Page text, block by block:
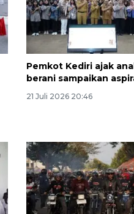
Pemkot Kediri ajak
berani sampaikan
21 Juli 2026 20:46